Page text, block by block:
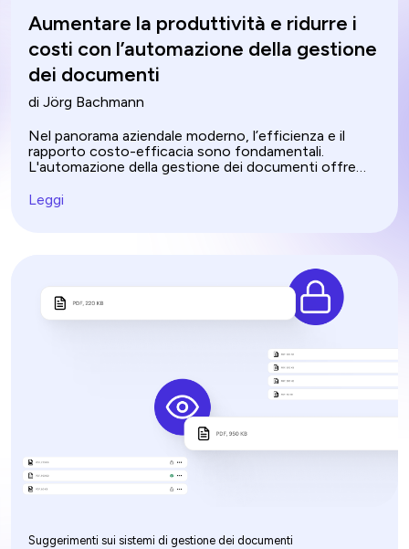
Aumentare la produttività e ridurre i
costi con l’automazione della gestione
dei documenti
di Jörg Bachmann
Nel panorama aziendale moderno, l’efficienza e il
rapporto costo-efficacia sono fondamentali.
L'automazione della gestione dei documenti offre
obiettivi. Ottimizzando i flussi di lavoro e sfruttando
mentre esploriamo come un solido sistema di
gestione dei documenti può rivoluzionare le tue
operazioni aziendali e aprire la strada a una maggiore
efficienza e competitività.
Leggi
Suggerimenti sui sistemi di gestione dei documenti